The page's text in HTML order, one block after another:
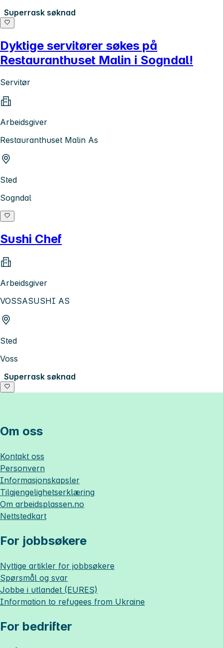
Superrask søknad
Dyktige servitører søkes på
Restauranthuset Malin i Sogndal!
Servitør
Arbeidsgiver
Restauranthuset Malin As
Sted
Sogndal
Sushi Chef
Arbeidsgiver
VOSSASUSHI AS
Sted
Voss
Superrask søknad
Om oss
Kontakt oss
Personvern
Informasjonskapsler
Tilgjengelighetserklæring
Om arbeidsplassen.no
Nettstedkart
For jobbsøkere
Nyttige artikler for jobbsøkere
Spørsmål og svar
Jobbe i utlandet (EURES)
Information to refugees from Ukraine
For bedrifter